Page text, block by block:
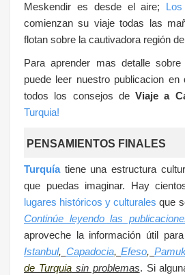
Meskendir es desde el aire;
comienzan su viaje todas las
flotan sobre la cautivadora región
Para aprender mas detalle sobre
puede leer nuestro publicacion en
todos los consejos deViaje a
Turquia!
PENSAMIENTOS FINALES
Turquíatiene una estructura
que puedas imaginar. Hay
lugares históricos y culturales que
Continúe leyendo las
aproveche la información útil
Istanbul, Capadocia,Efeso,
de Turquiasin problemas. Si